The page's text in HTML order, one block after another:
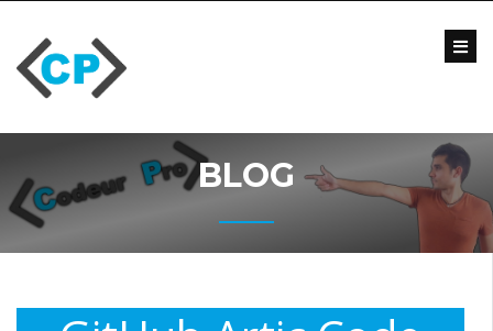
Blog
Vidéo
Formations
Entreprise
?
BLOG